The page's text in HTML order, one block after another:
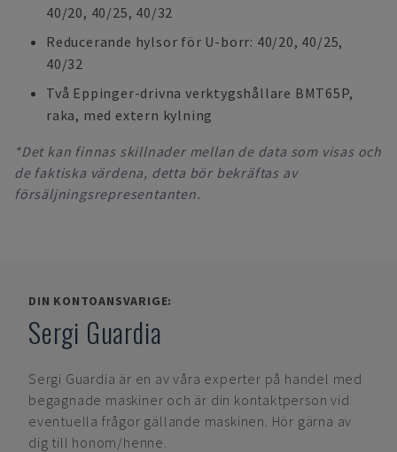
40/20, 40/25, 40/32
Reducerande hylsor för U-borr: 40/20, 40/25,
40/32
Två Eppinger-drivna verktygshållare BMT65P,
raka, med extern kylning
*Det kan finnas skillnader mellan de data som visas och
de faktiska värdena, detta bör bekräftas av
försäljningsrepresentanten.
DIN KONTOANSVARIGE:
Sergi Guardia
Sergi Guardia är en av våra experter på handel med
begagnade maskiner och är din kontaktperson vid
eventuella frågor gällande maskinen. Hör gärna av
dig till honom/henne.